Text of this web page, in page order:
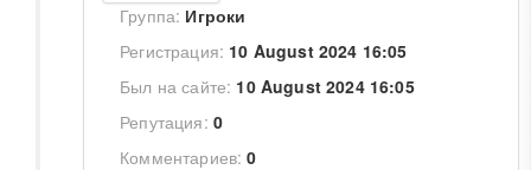
Группа: Игроки
Регистрация: 10 August 2024 16:05
Был на сайте: 10 August 2024 16:05
Репутация: 0
Комментариев: 0